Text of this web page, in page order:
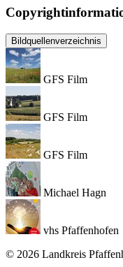
Bildquellenverzeichnis
GFS Film
GFS Film
GFS Film
Michael Hagn
vhs Pfaffenhofen
© 2026 Landkreis